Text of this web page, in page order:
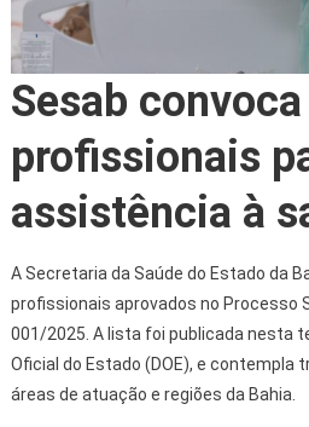
Sesab
profissionais
assistência à
A Secretaria da Saúde do Estado da
profissionais aprovados no Processo
001/2025. A lista foi publicada nesta
Oficial do Estado (DOE), e contempla
áreas de atuação e regiões da Bahia.